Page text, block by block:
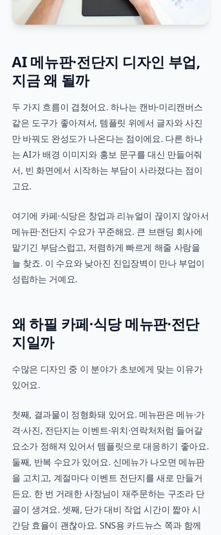
AI 메뉴판·전단지 디자인 부업,
지금 왜 될까
두 가지 흐름이 겹쳤어요. 하나는 캔바·미리캔버스
같은 도구가 좋아져서, 템플릿 위에서 글자와 사진
만 바꿔도 완성도가 나온다는 점이에요. 다른 하나
는 AI가 배경 이미지와 홍보 문구를 대신 만들어줘
서, 빈 화면에서 시작하는 부담이 사라졌다는 점이
고요.
여기에 카페·식당은 창업과 리뉴얼이 끊이지 않아서
메뉴판·전단지 수요가 꾸준해요. 큰 브랜딩 회사에
맡기긴 부담스럽고, 저렴하게 빠르게 해줄 사람을
늘 찾죠. 이 수요와 낮아진 진입장벽이 만나 부업이
성립하는 거예요.
왜 하필 카페·식당 메뉴판·전단
지일까
수많은 디자인 중 이 분야가 초보에게 맞는 이유가
있어요.
첫째, 결과물이 정형화돼 있어요. 메뉴판은 메뉴·가
격·사진, 전단지는 이벤트·위치·연락처처럼 들어갈
요소가 정해져 있어서 템플릿으로 대응하기 좋아요.
둘째, 반복 수요가 있어요. 신메뉴가 나오면 메뉴판
을 고치고, 계절마다 이벤트 전단지를 새로 만들거
든요. 한 번 거래한 사장님이 재주문하는 구조라 단
골이 생겨요. 셋째, 단가 대비 작업 시간이 짧아 시
간당 효율이 괜찮아요. SNS용 카드뉴스 쪽과 함께